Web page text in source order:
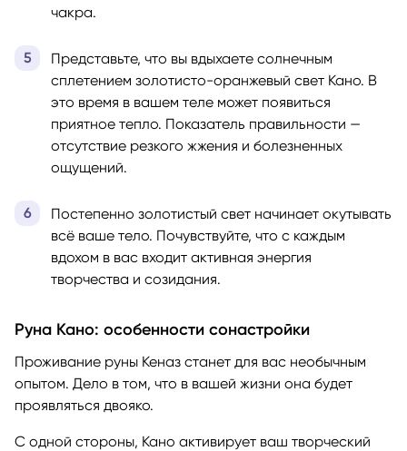
чакра.
Представьте, что вы вдыхаете солнечным
сплетением золотисто-оранжевый свет Кано. В
это время в вашем теле может появиться
приятное тепло. Показатель правильности —
отсутствие резкого жжения и болезненных
ощущений.
Постепенно золотистый свет начинает окутывать
всё ваше тело. Почувствуйте, что с каждым
вдохом в вас входит активная энергия
творчества и созидания.
Руна Кано: особенности сонастройки
Проживание руны Кеназ станет для вас необычным
опытом. Дело в том, что в вашей жизни она будет
проявляться двояко.
С одной стороны, Кано активирует ваш творческий